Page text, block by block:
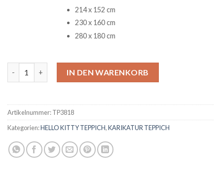
214 x 152 cm
230 x 160 cm
280 x 180 cm
IN DEN WARENKORB
Artikelnummer:TP3818
Kategorien:HELLO KITTY TEPPICH,KARIKATUR TEPPICH